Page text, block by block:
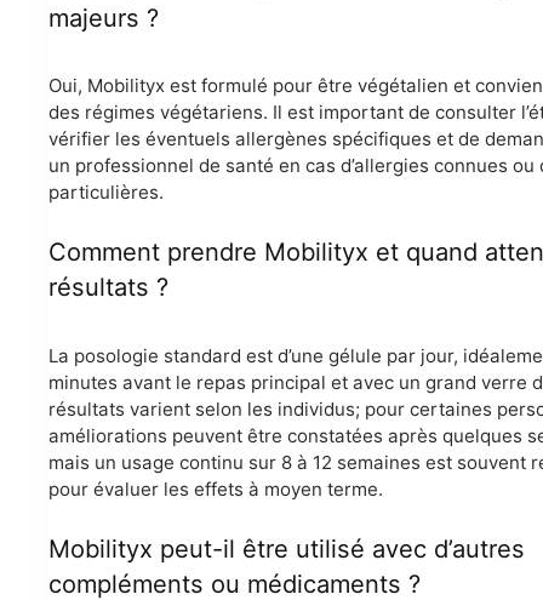
majeurs ?
Oui, Mobilityx est formulé pour être végétalien et
des régimes végétariens. Il est important de consulter
vérifier les éventuels allergènes spécifiques et de
un professionnel de santé en cas d’allergies connues
particulières.
Comment prendre Mobilityx et quand
résultats ?
La posologie standard est d’une gélule par jour,
minutes avant le repas principal et avec un grand verre
résultats varient selon les individus; pour certaines
améliorations peuvent être constatées après quelques
mais un usage continu sur 8 à 12 semaines est souvent
pour évaluer les effets à moyen terme.
Mobilityx peut-il être utilisé avec d’autres
compléments ou médicaments ?